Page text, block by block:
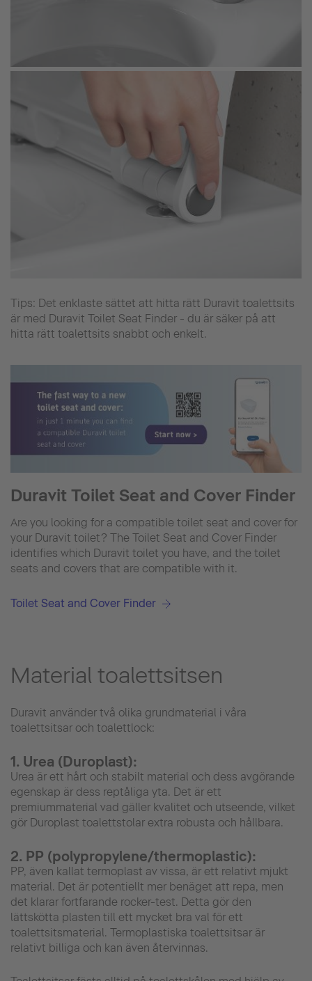
Tips: Det enklaste sättet att hitta rätt Duravit toalettsits
är med Duravit Toilet Seat Finder - du är säker på att
hitta rätt toalettsits snabbt och enkelt.
Duravit Toilet Seat and Cover Finder
Are you looking for a compatible toilet seat and cover for
your Duravit toilet? The Toilet Seat and Cover Finder
identifies which Duravit toilet you have, and the toilet
seats and covers that are compatible with it.
Toilet Seat and Cover Finder
Material toalettsitsen
Duravit använder två olika grundmaterial i våra
toalettsitsar och toalettlock:
1. Urea (Duroplast):
Urea är ett hårt och stabilt material och dess avgörande
egenskap är dess reptåliga yta. Det är ett
premiummaterial vad gäller kvalitet och utseende, vilket
gör Duroplast toalettstolar extra robusta och hållbara.
2. PP (polypropylene/thermoplastic):
PP, även kallat termoplast av vissa, är ett relativt mjukt
material. Det är potentiellt mer benäget att repa, men
det klarar fortfarande rocker-test. Detta gör den
lättskötta plasten till ett mycket bra val för ett
toalettsitsmaterial. Termoplastiska toalettsitsar är
relativt billiga och kan även återvinnas.